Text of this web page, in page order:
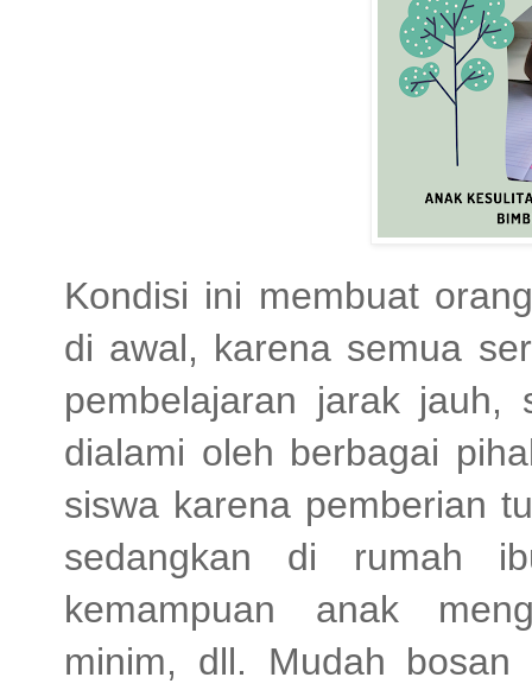
Kondisi ini membuat
di awal, karena semua
pembelajaran jarak jauh,
dialami oleh berbagai
siswa karena pemberian
sedangkan di rumah
kemampuan anak
minim, dll. Mudah